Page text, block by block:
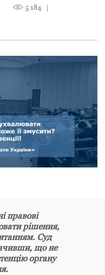
5 184
|
правові
рішення,
Суд
що не
органу